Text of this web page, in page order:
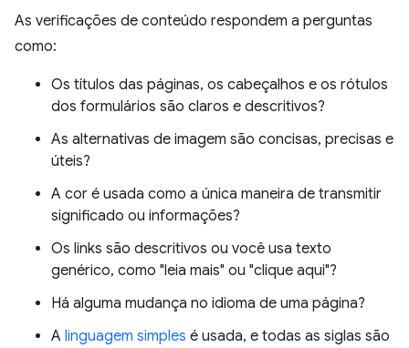
As verificações de conteúdo respondem a perguntas
como:
Os títulos das páginas, os cabeçalhos e os rótulos
dos formulários são claros e descritivos?
As alternativas de imagem são concisas, precisas e
úteis?
A cor é usada como a única maneira de transmitir
significado ou informações?
Os links são descritivos ou você usa texto
genérico, como "leia mais" ou "clique aqui"?
Há alguma mudança no idioma de uma página?
A linguagem simples é usada, e todas as siglas são